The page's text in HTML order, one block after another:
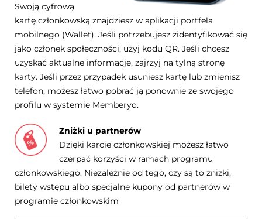
Swoją cyfrową
kartę członkowską znajdziesz w aplikacji portfela
mobilnego (Wallet). Jeśli potrzebujesz zidentyfikować się
jako członek społeczności, użyj kodu QR. Jeśli chcesz
uzyskać aktualne informacje, zajrzyj na tylną stronę
karty. Jeśli przez przypadek usuniesz kartę lub zmienisz
telefon, możesz łatwo pobrać ją ponownie ze swojego
profilu w systemie Memberyo.
Zniżki u partnerów
Dzięki karcie członkowskiej możesz łatwo
czerpać korzyści w ramach programu
członkowskiego. Niezależnie od tego, czy są to zniżki,
bilety wstępu albo specjalne kupony od partnerów w
programie członkowskim